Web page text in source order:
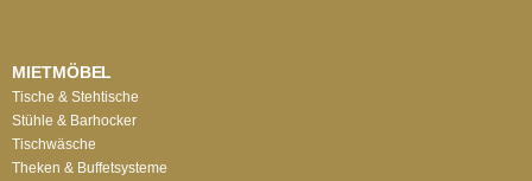
MIETMÖBEL
Tische & Stehtische
Stühle & Barhocker
Tischwäsche
Theken & Buffetsysteme